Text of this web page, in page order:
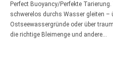
Perfect Buoyancy/Perfekte
schwerelos durchs Wasser gleiten –
Ostseewassergründe oder über
die richtige Bleimenge und andere…